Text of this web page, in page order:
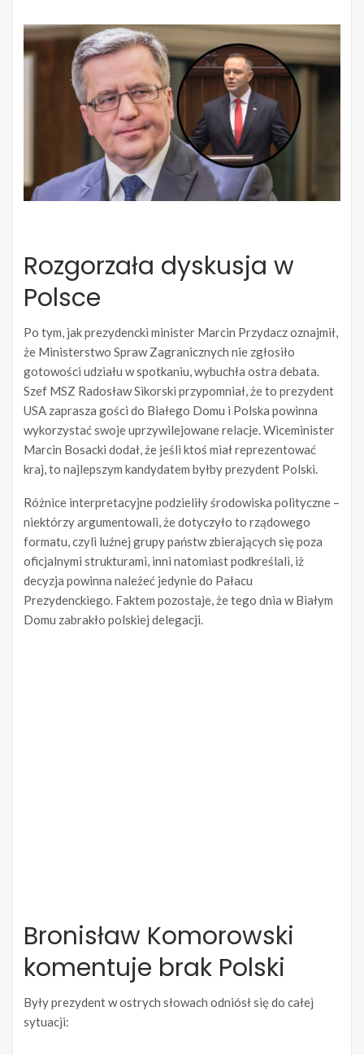
Rozgorzała dyskusja w
Polsce
Po tym, jak prezydencki minister Marcin Przydacz oznajmił,
że Ministerstwo Spraw Zagranicznych nie zgłosiło
gotowości udziału w spotkaniu, wybuchła ostra debata.
Szef MSZ Radosław Sikorski przypomniał, że to prezydent
USA zaprasza gości do Białego Domu i Polska powinna
wykorzystać swoje uprzywilejowane relacje. Wiceminister
Marcin Bosacki dodał, że jeśli ktoś miał reprezentować
kraj, to najlepszym kandydatem byłby prezydent Polski.
Różnice interpretacyjne podzieliły środowiska polityczne –
niektórzy argumentowali, że dotyczyło to rządowego
formatu, czyli luźnej grupy państw zbierających się poza
oficjalnymi strukturami, inni natomiast podkreślali, iż
decyzja powinna należeć jedynie do Pałacu
Prezydenckiego. Faktem pozostaje, że tego dnia w Białym
Domu zabrakło polskiej delegacji.
Bronisław Komorowski
komentuje brak Polski
Były prezydent w ostrych słowach odniósł się do całej
sytuacji: